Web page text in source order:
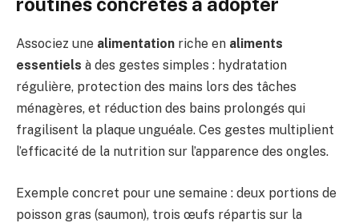
Associez une alimentation riche en aliments
essentiels à des gestes simples : hydratation
régulière, protection des mains lors des tâches
ménagères, et réduction des bains prolongés qui
fragilisent la plaque unguéale. Ces gestes multiplient
l’efficacité de la nutrition sur l’apparence des ongles.
Exemple concret pour une semaine : deux portions de
poisson gras (saumon), trois œufs répartis sur la